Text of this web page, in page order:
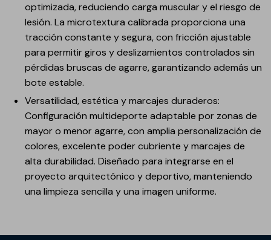
optimizada, reduciendo carga muscular y el riesgo de
lesión. La microtextura calibrada proporciona una
tracción constante y segura, con fricción ajustable
para permitir giros y deslizamientos controlados sin
pérdidas bruscas de agarre, garantizando además un
bote estable.
Versatilidad, estética y marcajes duraderos:
Configuración multideporte adaptable por zonas de
mayor o menor agarre, con amplia personalización de
colores, excelente poder cubriente y marcajes de
alta durabilidad. Diseñado para integrarse en el
proyecto arquitectónico y deportivo, manteniendo
una limpieza sencilla y una imagen uniforme.